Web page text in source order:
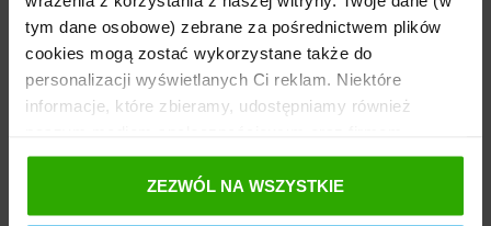
tym dane osobowe) zebrane za pośrednictwem plików
cookies mogą zostać wykorzystane także do
personalizacji wyświetlanych Ci reklam. Niektóre
informacje, które zbieramy, udostępniamy również
reklamowym i analitycznym, z którymi współpracujemy.
Te z kolei mogą łączyć te informacje z innymi
informacjami, które im przekazałeś, korzystając z ich
ZEZWÓL NA WSZYSTKIE
Przykład
programie „Mój elektryk” – zdecydował się na Dacię
Spring z 2024 r. Całoroczne OC może go kosztować
426 zł. W podanej cenie otrzyma również